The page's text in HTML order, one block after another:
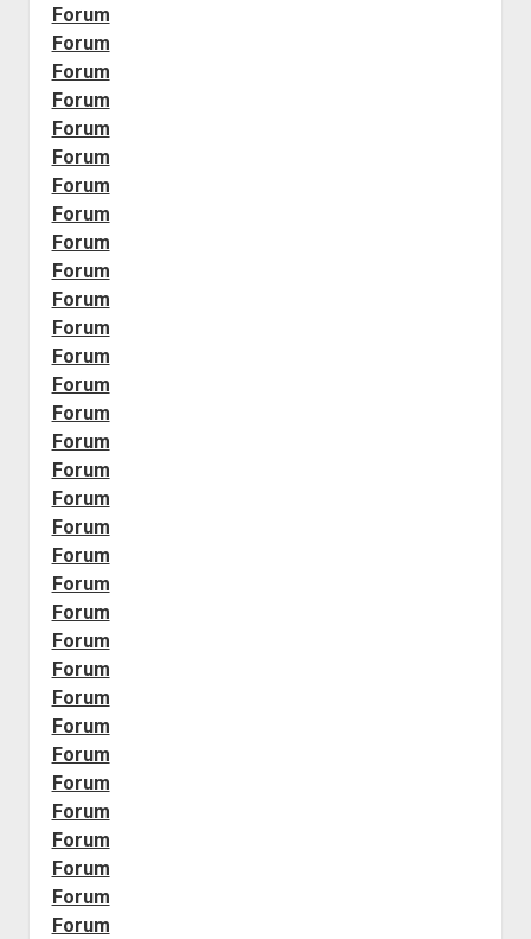
Forum
Forum
Forum
Forum
Forum
Forum
Forum
Forum
Forum
Forum
Forum
Forum
Forum
Forum
Forum
Forum
Forum
Forum
Forum
Forum
Forum
Forum
Forum
Forum
Forum
Forum
Forum
Forum
Forum
Forum
Forum
Forum
Forum